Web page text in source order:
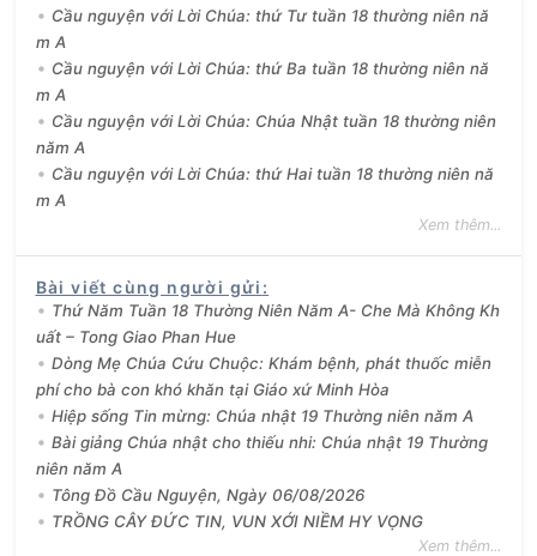
Cầu nguyện với Lời Chúa: thứ Tư tuần 18 thường niên nă
m A
Cầu nguyện với Lời Chúa: thứ Ba tuần 18 thường niên nă
m A
Cầu nguyện với Lời Chúa: Chúa Nhật tuần 18 thường niên
năm A
Cầu nguyện với Lời Chúa: thứ Hai tuần 18 thường niên nă
m A
Xem thêm...
Bài viết cùng người gửi :
Thứ Năm Tuần 18 Thường Niên Năm A- Che Mà Không Kh
uất – Tong Giao Phan Hue
Dòng Mẹ Chúa Cứu Chuộc: Khám bệnh, phát thuốc miễn
phí cho bà con khó khăn tại Giáo xứ Minh Hòa
Hiệp sống Tin mừng: Chúa nhật 19 Thường niên năm A
Bài giảng Chúa nhật cho thiếu nhi: Chúa nhật 19 Thường
niên năm A
Tông Đồ Cầu Nguyện, Ngày 06/08/2026
TRỒNG CÂY ĐỨC TIN, VUN XỚI NIỀM HY VỌNG
Xem thêm...